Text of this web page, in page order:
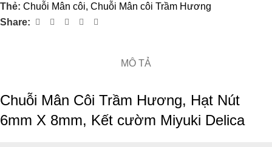
Thẻ: Chuỗi Mân côi, Chuỗi Mân côi Trầm Hương
Share:
MÔ TẢ
Chuỗi Mân Côi Trầm Hương, Hạt Nút
6mm X 8mm, Kết cườm Miyuki Delica